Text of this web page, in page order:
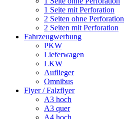
1 Seite mit Perforation
2 Seiten ohne Perforation
2 Seiten mit Perforation
Fahrzeugwerbung
PKW
Lieferwagen
LKW
Auflieger
Omnibus
Flyer / Falzflyer
A3 hoch
A3 quer
A4 hoch